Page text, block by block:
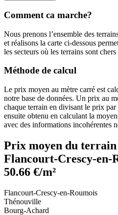
Comment ca marche?
Nous prenons l’ensemble des
et réalisons la carte ci-dessous
les secteurs où les terrains sont
Méthode de calcul
Le prix moyen au mètre carré est
notre base de données. Un prix au
chaque terrain en divisant le prix
ensuite obtenu en calculant la
avec des informations incohérentes
Prix moyen du
Flancourt-Crescy-en-
50.66 €/m²
Flancourt-Crescy-en-Roumois
Thénouville
Bourg-Achard